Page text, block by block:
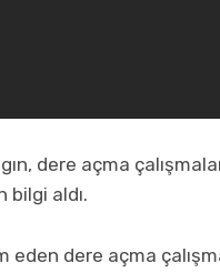
dere açma
bilgi aldı.
dere açma